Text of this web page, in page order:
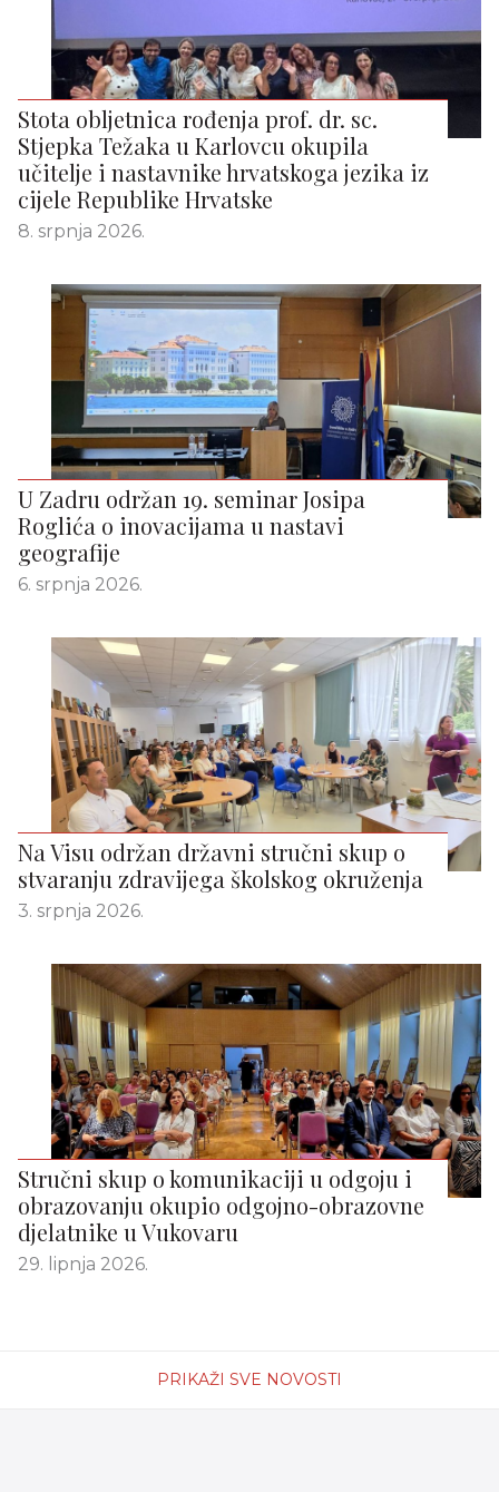
Stota obljetnica rođenja prof. dr. sc.
Stjepka Težaka u Karlovcu okupila
učitelje i nastavnike hrvatskoga jezika iz
cijele Republike Hrvatske
8. srpnja 2026.
U Zadru održan 19. seminar Josipa
Roglića o inovacijama u nastavi
geografije
6. srpnja 2026.
Na Visu održan državni stručni skup o
stvaranju zdravijega školskog okruženja
3. srpnja 2026.
Stručni skup o komunikaciji u odgoju i
obrazovanju okupio odgojno-obrazovne
djelatnike u Vukovaru
29. lipnja 2026.
PRIKAŽI SVE NOVOSTI